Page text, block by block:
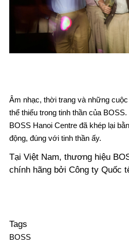
Âm nhạc, thời trang và những
thể thiếu trong tinh thần của
BOSS Hanoi Centre đã khép lại
động, đúng với tinh thần ấy.
Tại Việt Nam, thương hiệu
chính hãng bởi Công ty Quốc
Tags
BOSS